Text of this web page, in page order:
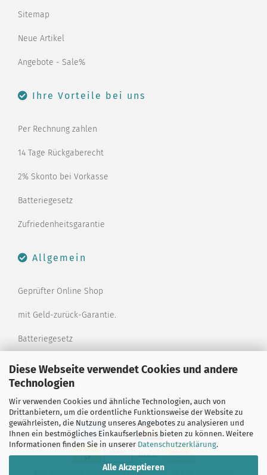
Diese Webseite verwendet Cookies und andere
Technologien
Wir verwenden Cookies und ähnliche Technologien, auch von
Drittanbietern, um die ordentliche Funktionsweise der Website zu
gewährleisten, die Nutzung unseres Angebotes zu analysieren und
Ihnen ein bestmögliches Einkaufserlebnis bieten zu können. Weitere
Informationen finden Sie in unserer Datenschutzerklärung.
Alle Akzeptieren
Sitemap
Neue Artikel
Angebote - Sale%
Ihre Vorteile bei uns
Per Rechnung zahlen
14 Tage Rückgaberecht
2% Skonto bei Vorkasse
Batteriegesetz
Zufriedenheitsgarantie
Allgemein
Geprüfter Online Shop
mit Geld-zurück-Garantie.
Batteriegesetz
Merkzettel
Kontaktformular